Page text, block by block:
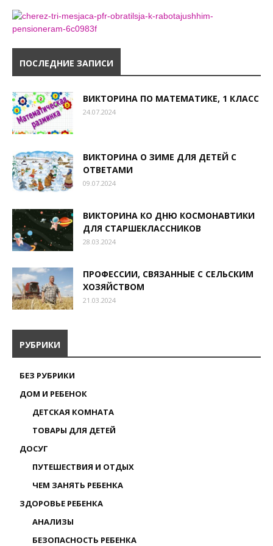
ПОСЛЕДНИЕ ЗАПИСИ
ВИКТОРИНА ПО МАТЕМАТИКЕ, 1 КЛАСС
24.07.2024
ВИКТОРИНА О ЗИМЕ ДЛЯ ДЕТЕЙ С
ОТВЕТАМИ
09.07.2024
ВИКТОРИНА КО ДНЮ КОСМОНАВТИКИ
ДЛЯ СТАРШЕКЛАССНИКОВ
28.03.2024
ПРОФЕССИИ, СВЯЗАННЫЕ С СЕЛЬСКИМ
ХОЗЯЙСТВОМ
21.03.2024
РУБРИКИ
БЕЗ РУБРИКИ
ДОМ И РЕБЕНОК
ДЕТСКАЯ КОМНАТА
ТОВАРЫ ДЛЯ ДЕТЕЙ
ДОСУГ
ПУТЕШЕСТВИЯ И ОТДЫХ
ЧЕМ ЗАНЯТЬ РЕБЕНКА
ЗДОРОВЬЕ РЕБЕНКА
АНАЛИЗЫ
БЕЗОПАСНОСТЬ РЕБЕНКА